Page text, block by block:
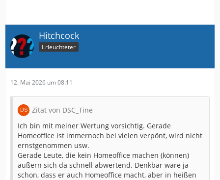
Hitchcock
Erleuchteter
12. Mai 2026 um 08:11
Zitat von DSC_Tine
Ich bin mit meiner Wertung vorsichtig. Gerade
Homeoffice ist immernoch bei vielen verpönt, wird nicht
ernstgenommen usw.
Gerade Leute, die kein Homeoffice machen (können)
äußern sich da schnell abwertend. Denkbar wäre ja
schon, dass er auch Homeoffice macht, aber in heißen